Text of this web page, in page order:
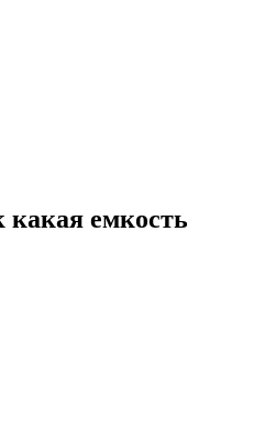
какая емкость